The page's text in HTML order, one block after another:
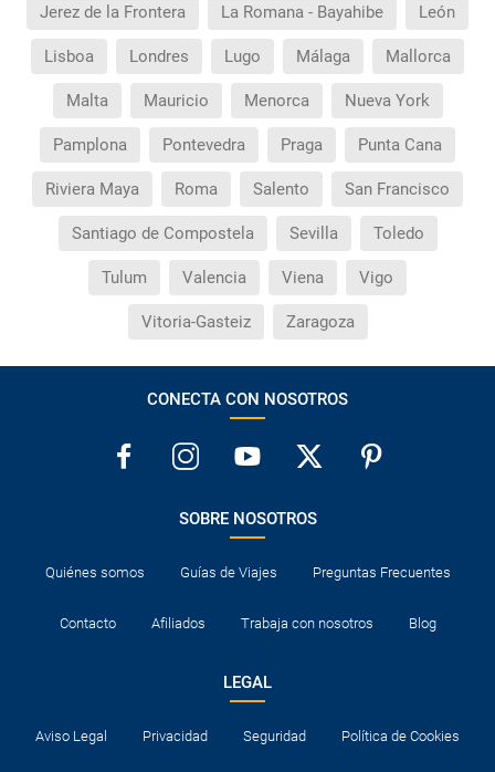
Jerez de la Frontera La Romana - Bayahibe León
Lisboa Londres Lugo Málaga Mallorca
Malta Mauricio Menorca Nueva York
Pamplona Pontevedra Praga Punta Cana
Riviera Maya Roma Salento San Francisco
Santiago de Compostela Sevilla Toledo
Tulum Valencia Viena Vigo
Vitoria-Gasteiz Zaragoza
CONECTA CON NOSOTROS
SOBRE NOSOTROS
Quiénes somos Guías de Viajes Preguntas Frecuentes
Contacto Afiliados Trabaja con nosotros Blog
LEGAL
Aviso Legal Privacidad Seguridad Política de Cookies